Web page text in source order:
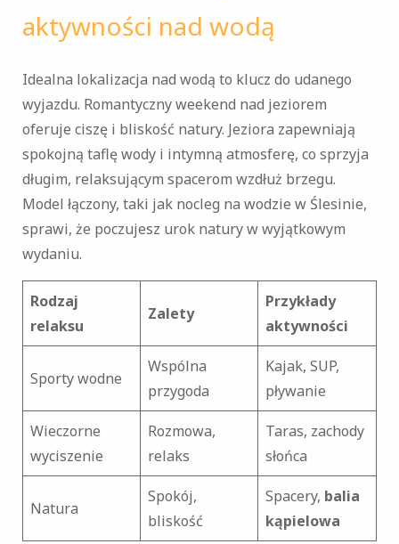
aktywności nad wodą
Idealna lokalizacja nad wodą to klucz do udanego
wyjazdu. Romantyczny weekend nad jeziorem
oferuje ciszę i bliskość natury. Jeziora zapewniają
spokojną taflę wody i intymną atmosferę, co sprzyja
długim, relaksującym spacerom wzdłuż brzegu.
Model łączony, taki jak nocleg na wodzie w Ślesinie,
sprawi, że poczujesz urok natury w wyjątkowym
wydaniu.
Rodzaj
relaksu
Zalety
Przykłady
aktywności
Sporty wodne
Wspólna
przygoda
Kajak, SUP,
pływanie
Wieczorne
wyciszenie
Rozmowa,
relaks
Taras, zachody
słońca
Natura
Spokój,
bliskość
Spacery, balia
kąpielowa